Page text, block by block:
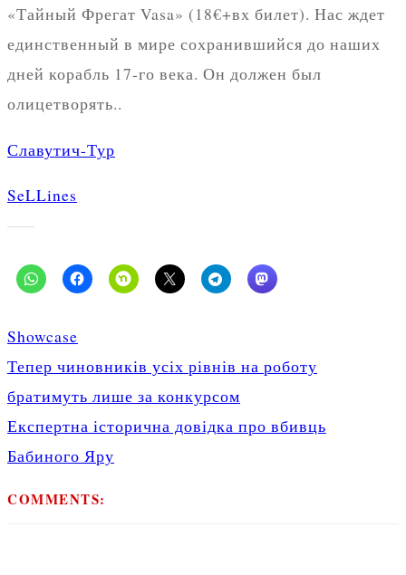
«Тайный Фрегат Vasa» (18€+вх билет). Нас ждет
единственный в мире сохранившийся до наших
дней корабль 17-го века. Он должен был
олицетворять..
Славутич-Тур
SeLLines
Showcase
Post
navigation
Тепер чиновників усіх рівнів на роботу
братимуть лише за конкурсом
Експертна історична довідка про вбивць
Бабиного Яру
COMMENTS: